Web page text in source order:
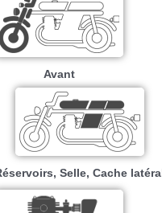
Avant
Selle, Cache latéral